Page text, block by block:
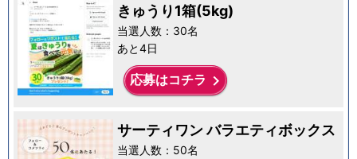
きゅうり1箱(5kg)
当選人数：30名
あと4日
応募はコチラ keyboard_arrow_right
サーティワン バラエティボックス
当選人数：50名